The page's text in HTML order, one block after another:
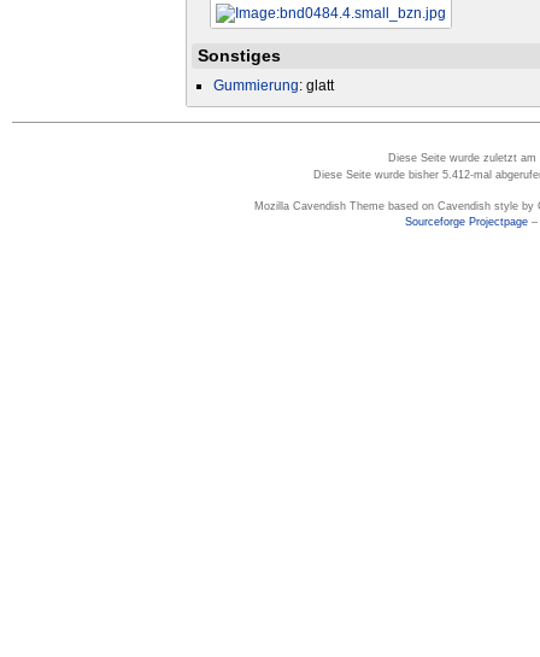
Sonstiges
Gummierung: glatt
Diese Seite wurde zuletzt
Diese Seite wurde bisher 5.412-mal
Mozilla Cavendish Theme based on Cavendish style
Sourceforge Projectpage–